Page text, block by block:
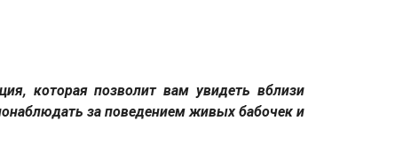
которая позволит вам увидеть вблизи
за поведением живых бабочек и